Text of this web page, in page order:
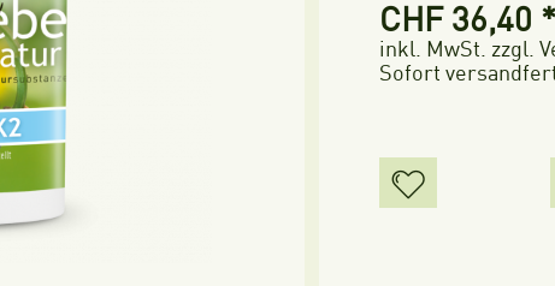
CHF 36,40 *
inkl. MwSt. zzgl.
Sofort